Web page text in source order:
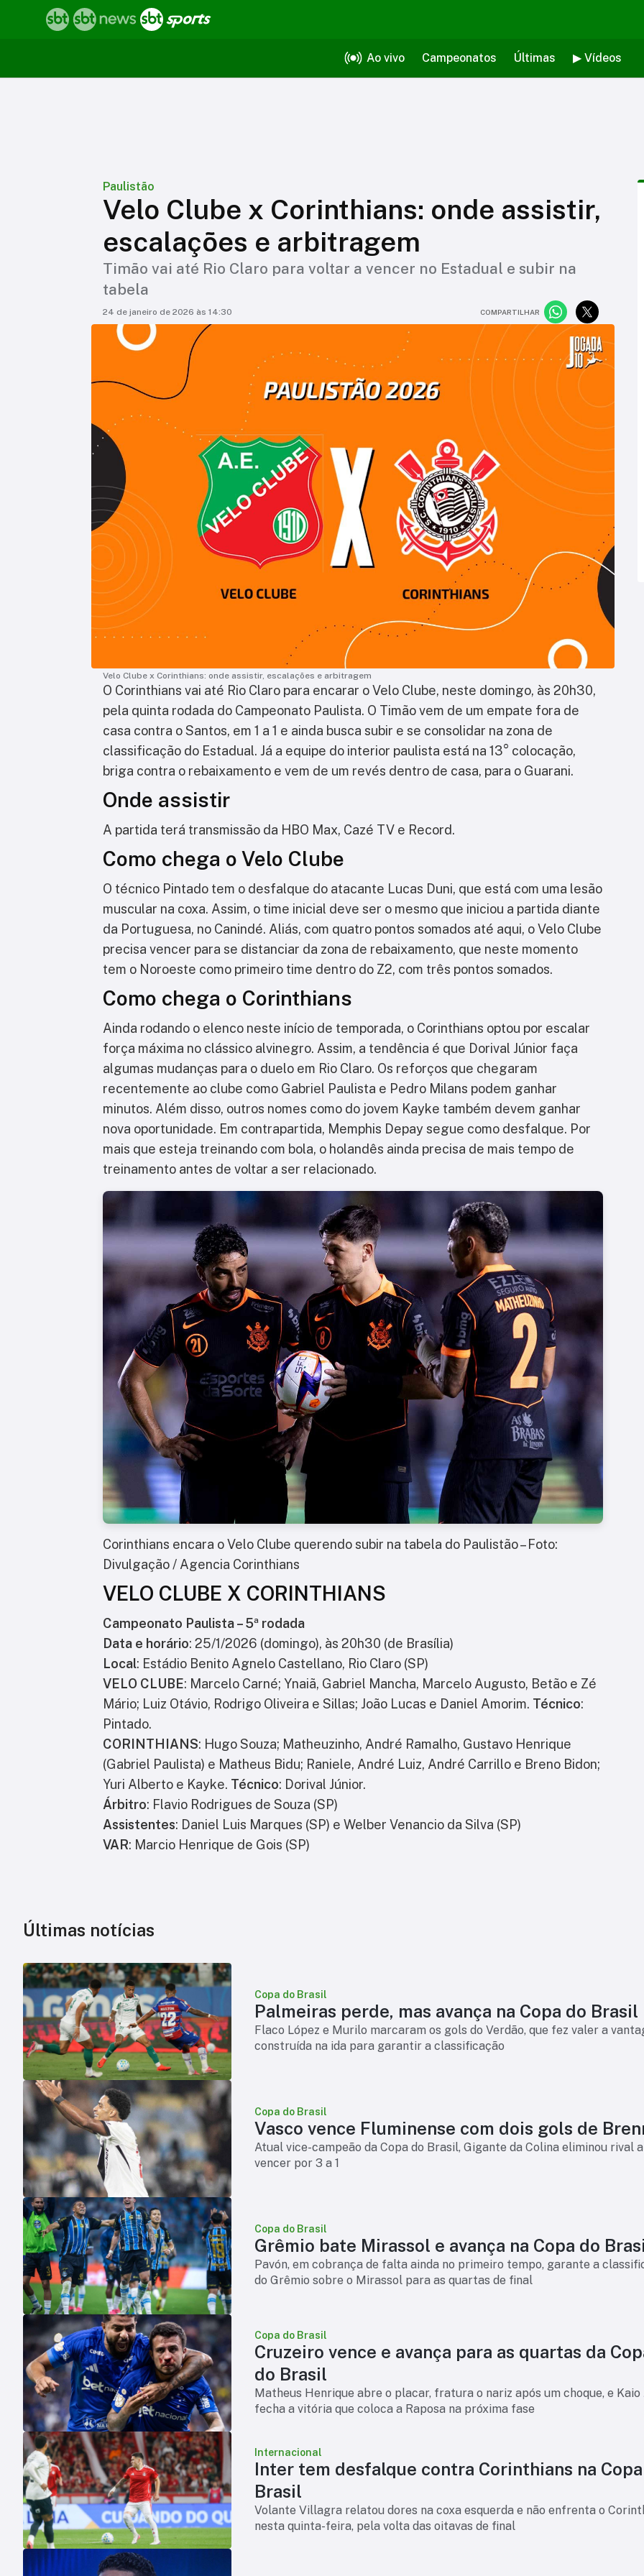
Ao vivo Campeonatos Últimas ▶ Vídeos
Paulistão
Velo Clube x Corinthians: onde assistir,
escalações e arbitragem
Timão vai até Rio Claro para voltar a vencer no Estadual e subir na
tabela
24 de janeiro de 2026 às 14:30 COMPARTILHAR
Velo Clube x Corinthians: onde assistir, escalações e arbitragem
O Corinthians vai até Rio Claro para encarar o Velo Clube, neste domingo, às 20h30,
pela quinta rodada do Campeonato Paulista. O Timão vem de um empate fora de
casa contra o Santos, em 1 a 1 e ainda busca subir e se consolidar na zona de
classificação do Estadual. Já a equipe do interior paulista está na 13° colocação,
briga contra o rebaixamento e vem de um revés dentro de casa, para o Guarani.
Onde assistir
A partida terá transmissão da HBO Max, Cazé TV e Record.
Como chega o Velo Clube
O técnico Pintado tem o desfalque do atacante Lucas Duni, que está com uma lesão
muscular na coxa. Assim, o time inicial deve ser o mesmo que iniciou a partida diante
da Portuguesa, no Canindé. Aliás, com quatro pontos somados até aqui, o Velo Clube
precisa vencer para se distanciar da zona de rebaixamento, que neste momento
tem o Noroeste como primeiro time dentro do Z2, com três pontos somados.
Como chega o Corinthians
Ainda rodando o elenco neste início de temporada, o Corinthians optou por escalar
força máxima no clássico alvinegro. Assim, a tendência é que Dorival Júnior faça
algumas mudanças para o duelo em Rio Claro. Os reforços que chegaram
recentemente ao clube como Gabriel Paulista e Pedro Milans podem ganhar
minutos. Além disso, outros nomes como do jovem Kayke também devem ganhar
nova oportunidade. Em contrapartida, Memphis Depay segue como desfalque. Por
mais que esteja treinando com bola, o holandês ainda precisa de mais tempo de
treinamento antes de voltar a ser relacionado.
Corinthians encara o Velo Clube querendo subir na tabela do Paulistão – Foto:
Divulgação / Agencia Corinthians
VELO CLUBE X CORINTHIANS
Campeonato Paulista – 5ª rodada
Data e horário: 25/1/2026 (domingo), às 20h30 (de Brasília)
Local: Estádio Benito Agnelo Castellano, Rio Claro (SP)
VELO CLUBE: Marcelo Carné; Ynaiã, Gabriel Mancha, Marcelo Augusto, Betão e Zé
Mário; Luiz Otávio, Rodrigo Oliveira e Sillas; João Lucas e Daniel Amorim. Técnico:
Pintado.
CORINTHIANS: Hugo Souza; Matheuzinho, André Ramalho, Gustavo Henrique
(Gabriel Paulista) e Matheus Bidu; Raniele, André Luiz, André Carrillo e Breno Bidon;
Yuri Alberto e Kayke. Técnico: Dorival Júnior.
Árbitro: Flavio Rodrigues de Souza (SP)
Assistentes: Daniel Luis Marques (SP) e Welber Venancio da Silva (SP)
VAR: Marcio Henrique de Gois (SP)
Últimas notícias
Copa do Brasil
Palmeiras perde, mas avança na Copa do Brasil
Flaco López e Murilo marcaram os gols do Verdão, que fez valer a
construída na ida para garantir a classificação
Copa do Brasil
Vasco vence Fluminense com dois gols de
Atual vice-campeão da Copa do Brasil, Gigante da Colina eliminou rival
vencer por 3 a 1
Copa do Brasil
Grêmio bate Mirassol e avança na Copa do
Pavón, em cobrança de falta ainda no primeiro tempo, garante a
do Grêmio sobre o Mirassol para as quartas de final
Copa do Brasil
Cruzeiro vence e avança para as quartas da
do Brasil
Matheus Henrique abre o placar, fratura o nariz após um choque, e Kaio
fecha a vitória que coloca a Raposa na próxima fase
Internacional
Inter tem desfalque contra Corinthians na
Brasil
Volante Villagra relatou dores na coxa esquerda e não enfrenta o
nesta quinta-feira, pela volta das oitavas de final